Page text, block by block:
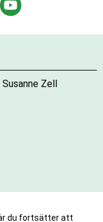
Zell
du fortsätter att